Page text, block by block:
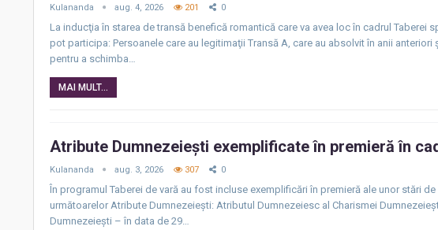
Kulananda aug. 4, 2026 201 0
La inducţia în starea de transă benefică romantică care va avea loc în cadrul
pot participa: Persoanele care au legitimaţii Transă A, care au absolvit în anii
pentru a schimba…
MAI MULT...
Atribute Dumnezeiești exemplificate în premieră în
Kulananda aug. 3, 2026 307 0
În programul Taberei de vară au fost incluse exemplificări în premieră ale unor stări
următoarelor Atribute Dumnezeiești: Atributul Dumnezeiesc al Charismei
Dumnezeiești – în data de 29…